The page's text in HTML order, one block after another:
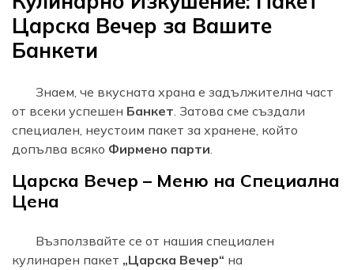
Царска Вечер за Вашите
Банкети
Знаем, че вкусната храна е задължителна част
от всеки успешен Банкет. Затова сме създали
специален, неустоим пакет за хранене, който
допълва всяко Фирмено парти.
Царска Вечер – Меню на Специална
Цена
Възползвайте се от нашия специален
кулинарен пакет „Царска Вечер“ на